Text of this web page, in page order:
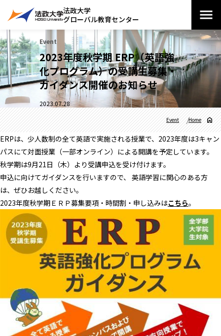
法政大学
グローバル教育センター
Event
2023年度秋学期 ERP（英語強
化プログラム）の受講生募集・
ガイダンス開催のお知らせ
2023.07.28
Home
Event
ERPは、少人数制の全て英語で実施される授業で、2023年度は3キャン
パスにて対面授業（一部オンライン）による開講を予定しています。
秋学期は9月21日（木）より受講申込を受け付けます。
申込に向けてガイダンスを行いますので、 英語学習に関心のある方
は、ぜひお越しください。
2023年度秋学期ＥＲＰ募集要項・時間割・申し込みはこちら。